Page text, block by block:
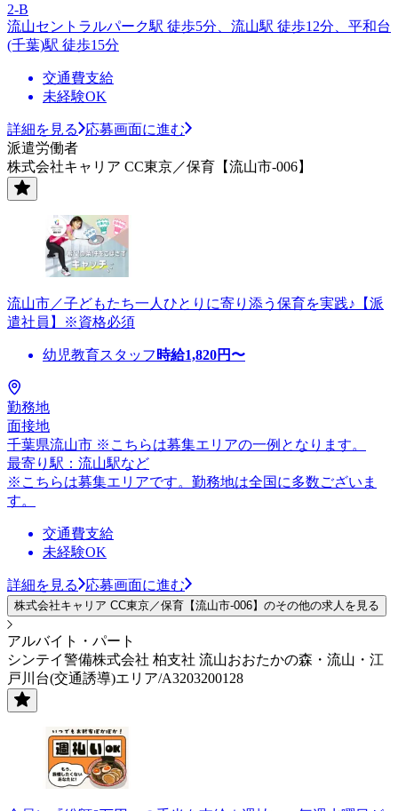
2-B
流山セントラルパーク駅 徒歩5分、流山駅 徒歩12分、平和台
(千葉)駅 徒歩15分
交通費支給
未経験OK
詳細を見る
応募画面に進む
派遣労働者
株式会社キャリア CC東京／保育【流山市-006】
流山市／子どもたち一人ひとりに寄り添う保育を実践♪【派
遣社員】※資格必須
幼児教育スタッフ 時給1,820円〜
勤務地
面接地
千葉県流山市 ※こちらは募集エリアの一例となります。
最寄り駅：流山駅など
※こちらは募集エリアです。勤務地は全国に多数ございま
す。
交通費支給
未経験OK
詳細を見る 応募画面に進む
株式会社キャリア CC東京／保育【流山市-006】のその他の求人を見る
アルバイト・パート
シンテイ警備株式会社 柏支社 流山おおたかの森・流山・江
戸川台(交通誘導)エリア/A3203200128